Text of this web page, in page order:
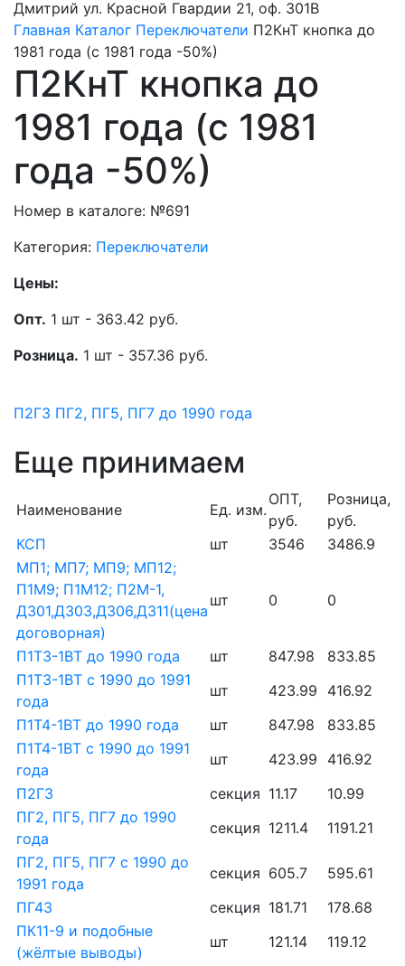
Дмитрий ул. Красной Гвардии 21, оф. 301В
Главная Каталог Переключатели П2КнТ кнопка до
1981 года (с 1981 года -50%)
П2КнТ кнопка до
1981 года (с 1981
года -50%)
Номер в каталоге: №691
Категория: Переключатели
Цены:
Опт. 1 шт - 363.42 руб.
Розница. 1 шт - 357.36 руб.
П2Г3 ПГ2, ПГ5, ПГ7 до 1990 года
Еще принимаем
Наименование Ед. изм.
ОПТ,
руб.
Розница,
руб.
КСП
шт 3546
3486.9
МП1; МП7; МП9; МП12;
П1М9; П1М12; П2М-1,
Д301,Д303,Д306,Д311(цена
договорная)
шт 0 0
П1Т3-1ВТ до 1990 года шт 847.98
833.85
П1Т3-1ВТ с 1990 до 1991
года
шт 423.99
416.92
П1Т4-1ВТ до 1990 года
шт 847.98
833.85
П1Т4-1ВТ с 1990 до 1991
года
шт 423.99
416.92
П2Г3
секция 11.17
10.99
ПГ2, ПГ5, ПГ7 до 1990
года
секция 1211.4
1191.21
ПГ2, ПГ5, ПГ7 с 1990 до
1991 года
секция 605.7
595.61
ПГ43
секция 181.71
178.68
ПК11-9 и подобные
(жёлтые выводы)
шт 121.14
119.12